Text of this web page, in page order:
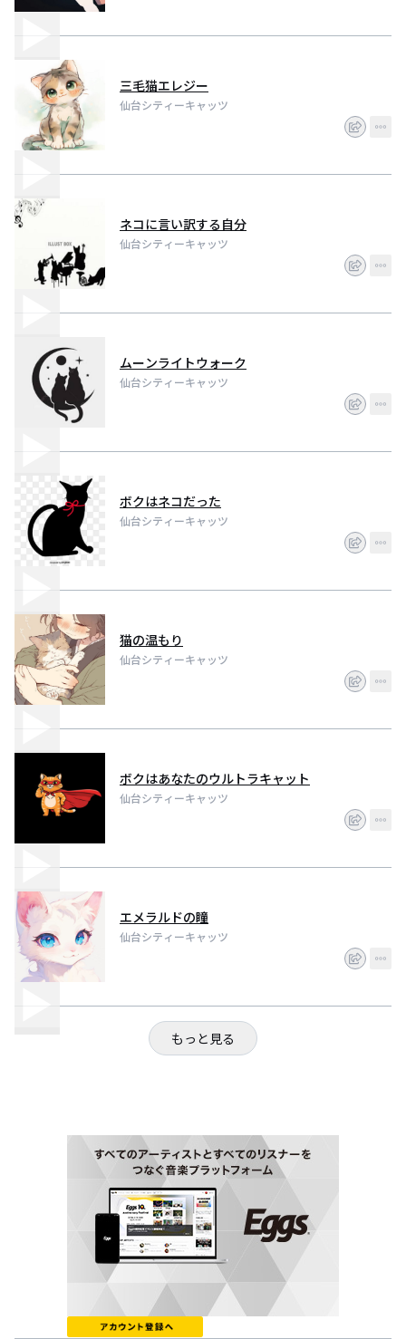
三毛猫エレジー
仙台シティーキャッツ
ネコに言い訳する自分
仙台シティーキャッツ
ムーンライトウォーク
仙台シティーキャッツ
ボクはネコだった
仙台シティーキャッツ
猫の温もり
仙台シティーキャッツ
ボクはあなたのウルトラキャット
仙台シティーキャッツ
エメラルドの瞳
仙台シティーキャッツ
もっと見る